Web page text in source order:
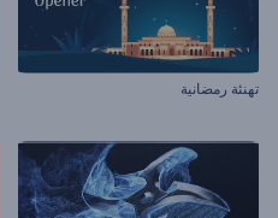
تهنئة رمضانية